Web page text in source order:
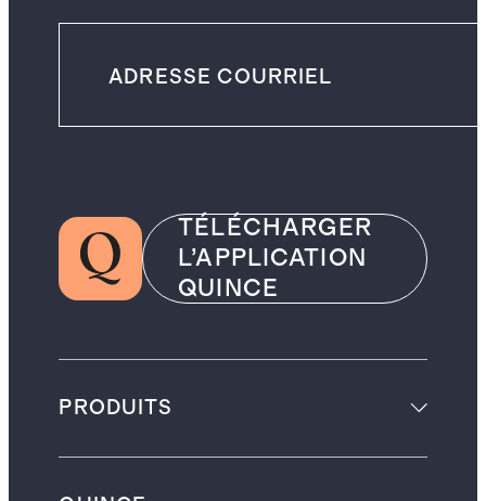
TÉLÉCHARGER
L’APPLICATION
QUINCE
PRODUITS